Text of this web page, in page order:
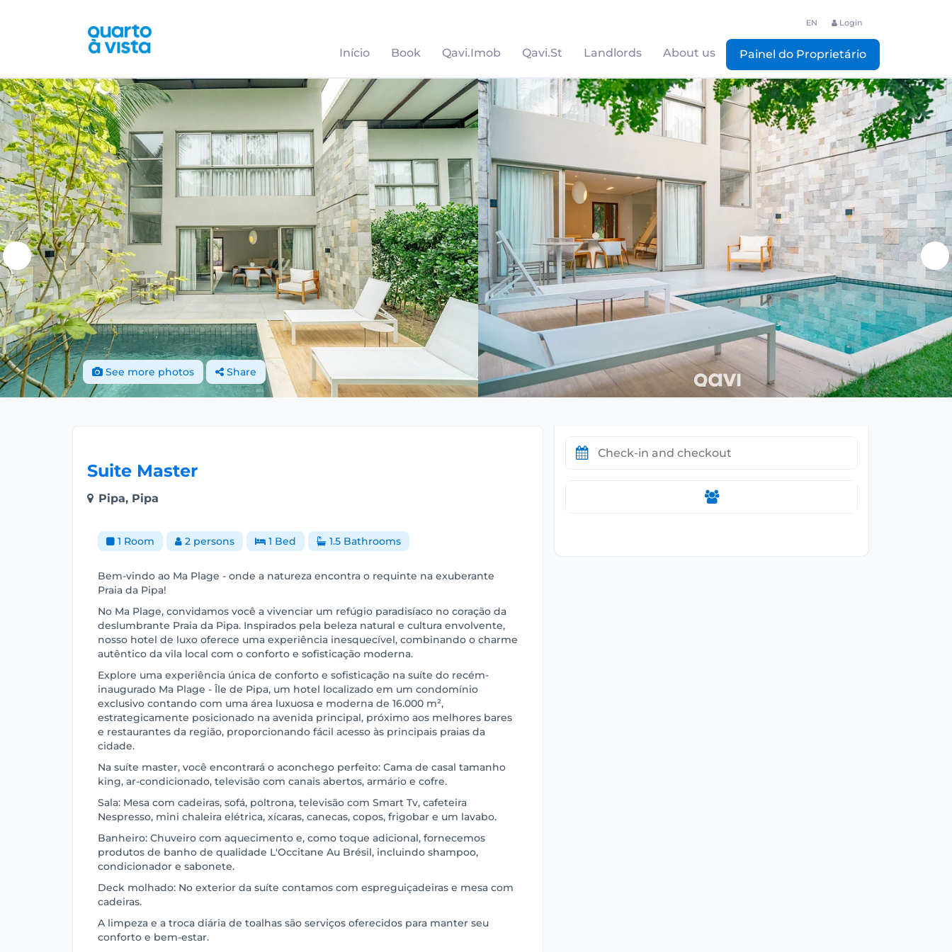
EN Login
Início Book Qavi.Imob Qavi.St Landlords About us Painel do Proprietário
See more photos Share
Suite Master
Pipa, Pipa
1 Room 2 persons 1 Bed 1.5 Bathrooms
Bem-vindo ao Ma Plage - onde a natureza encontra o requinte na exuberante
Praia da Pipa!
No Ma Plage, convidamos você a vivenciar um refúgio paradisíaco no coração da
deslumbrante Praia da Pipa. Inspirados pela beleza natural e cultura envolvente,
nosso hotel de luxo oferece uma experiência inesquecível, combinando o charme
autêntico da vila local com o conforto e sofisticação moderna.
Explore uma experiência única de conforto e sofisticação na suíte do recém-
inaugurado Ma Plage - Île de Pipa, um hotel localizado em um condomínio
exclusivo contando com uma área luxuosa e moderna de 16.000 m²,
estrategicamente posicionado na avenida principal, próximo aos melhores bares
e restaurantes da região, proporcionando fácil acesso às principais praias da
cidade.
Na suíte master, você encontrará o aconchego perfeito: Cama de casal tamanho
king, ar-condicionado, televisão com canais abertos, armário e cofre.
Sala: Mesa com cadeiras, sofá, poltrona, televisão com Smart Tv, cafeteira
Nespresso, mini chaleira elétrica, xícaras, canecas, copos, frigobar e um lavabo.
Banheiro: Chuveiro com aquecimento e, como toque adicional, fornecemos
produtos de banho de qualidade L'Occitane Au Brésil, incluindo shampoo,
condicionador e sabonete.
Deck molhado: No exterior da suíte contamos com espreguiçadeiras e mesa com
cadeiras.
A limpeza e a troca diária de toalhas são serviços oferecidos para manter seu
conforto e bem-estar.